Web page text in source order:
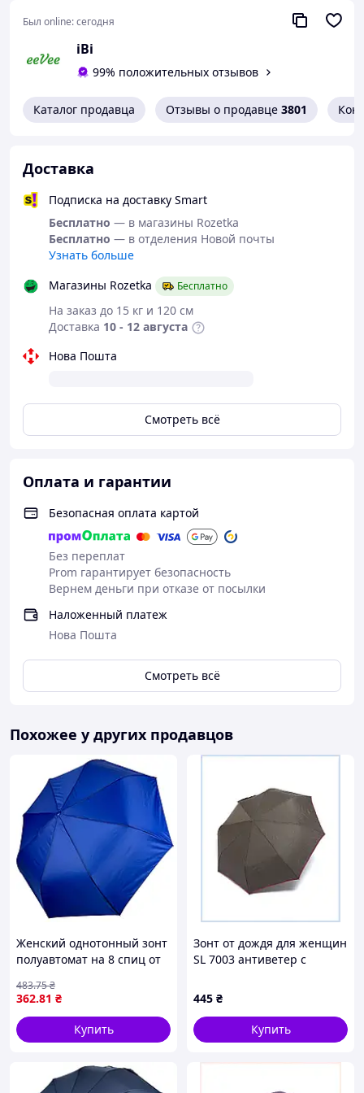
Был online:сегодня
іВі
99% положительных отзывов
Каталог продавца Отзывы о продавце 3801
Доставка
Подписка на доставку Smart
Бесплатно — в магазины Rozetka
Бесплатно — в отделения Новой почты
Узнать больше
Магазины Rozetka
Бесплатно
На заказ до 15 кг и 120 см
Доставка 10 - 12 августа
Нова Пошта
Смотреть всё
Оплата и гарантии
Безопасная оплата картой
Без переплат
Prom гарантирует безопасность
Вернем деньги при отказе от посылки
Наложенный платеж
Нова Пошта
Смотреть всё
Похожее у других продавцов
Женский однотонный зонт
полуавтомат на 8 спиц от
362.81 ₴
483.75₴
Купить
Зонт от дождя для женщин
SL 7003 антиветер с
445 ₴
Купить